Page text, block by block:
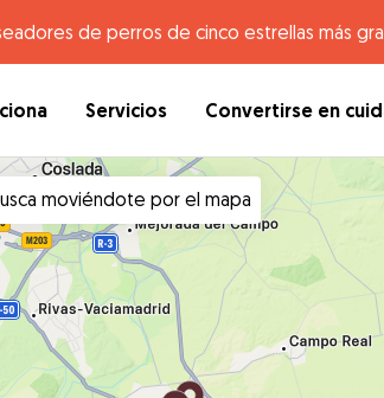
de perros de cinco estrellas más
Servicios Convertirse en
moviéndote por el mapa